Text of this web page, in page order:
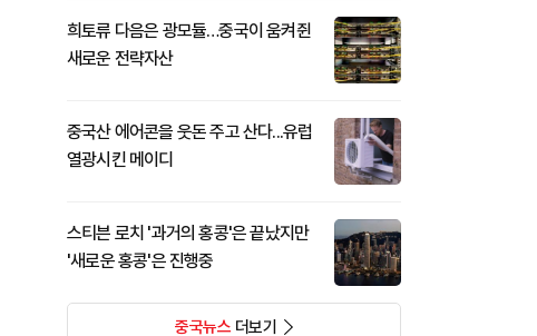
희토류 다음은 광모듈…중국이 움켜쥔
새로운 전략자산
중국산 에어콘을 웃돈 주고 산다...유럽
열광시킨 메이디
스티븐 로치 '과거의 홍콩'은 끝났지만
'새로운 홍콩'은 진행중
중국뉴스더보기